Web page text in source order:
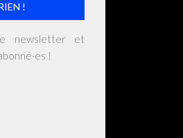
!
newsletter et
!